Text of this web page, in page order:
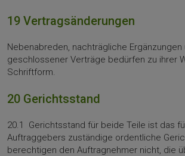
19 Vertragsänderungen
Nebenabreden, nachträgliche Ergänzungen
geschlossener Verträge bedürfen zu ihrer
Schriftform.
20 Gerichtsstand
20.1 Gerichtsstand für beide Teile ist das
Auftraggebers zuständige ordentliche
berechtigen den Auftragnehmer nicht, die